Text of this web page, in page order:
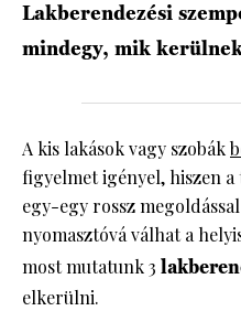
Lakberendezési
mindegy, mik
A kis lakások vagy szobák
figyelmet igényel, hiszen
egy-egy rossz
nyomasztóvá válhat a
most mutatunk 3
elkerülni.